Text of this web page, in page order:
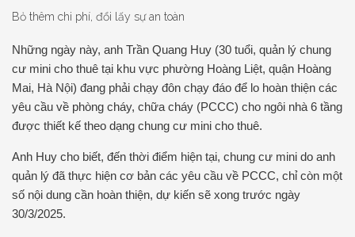
Bỏ thêm chi phí, đổi lấy sự an toàn
Những ngày này, anh Trần Quang Huy (30 tuổi, quản lý chung
cư mini cho thuê tại khu vực phường Hoàng Liệt, quận Hoàng
Mai, Hà Nội) đang phải chạy đôn chạy đáo để lo hoàn thiện các
yêu cầu về phòng cháy, chữa cháy (PCCC) cho ngôi nhà 6 tầng
được thiết kế theo dạng chung cư mini cho thuê.
Anh Huy cho biết, đến thời điểm hiện tại, chung cư mini do anh
quản lý đã thực hiện cơ bản các yêu cầu về PCCC, chỉ còn một
số nội dung cần hoàn thiện, dự kiến sẽ xong trước ngày
30/3/2025.